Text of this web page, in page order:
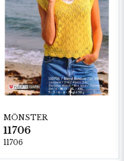
MÖNSTER
11706
11706